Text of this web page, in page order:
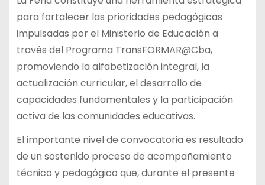
para fortalecer las prioridades pedagógicas
impulsadas por el Ministerio de Educación a
través del Programa TransFORMAR@Cba,
promoviendo la alfabetización integral, la
actualización curricular, el desarrollo de
capacidades fundamentales y la participación
activa de las comunidades educativas.
El importante nivel de convocatoria es resultado
de un sostenido proceso de acompañamiento
técnico y pedagógico que, durante el presente